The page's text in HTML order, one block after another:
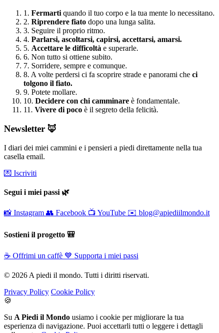
1. Fermarti quando il tuo corpo e la tua mente lo necessitano.
2. Riprendere fiato dopo una lunga salita.
3. Seguire il proprio ritmo.
4. Parlarsi, ascoltarsi, capirsi, accettarsi, amarsi.
5. Accettare le difficoltà e superarle.
6. Non tutto si ottiene subito.
7. Sorridere, sempre e comunque.
8. A volte perdersi ci fa scoprire strade e panorami che ci
tolgono il fiato.
9. Potete mollare.
10. Decidere con chi camminare è fondamentale.
11. Vivere di poco è il segreto della felicità.
Newsletter 🦊
I diari dei miei cammini e i pensieri a piedi direttamente nella tua
casella email.
💌 Iscriviti
Segui i miei passi 🌿
📸 Instagram 👥 Facebook 📺 YouTube ✉️ blog@apiediilmondo.it
Sostieni il progetto 🎒
☕ Offrimi un caffè 💙 Supporta i miei passi
© 2026 A piedi il mondo. Tutti i diritti riservati.
Privacy Policy Cookie Policy
🍪
Su A Piedi il Mondo usiamo i cookie per migliorare la tua
esperienza di navigazione. Puoi accettarli tutti o leggere i dettagli